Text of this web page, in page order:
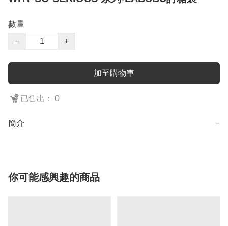
數量
−
+
加至購物車
已售出： 0
簡介 −
你可能感興趣的商品